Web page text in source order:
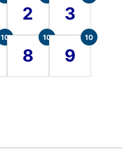
2 3
10
8
10
9
10